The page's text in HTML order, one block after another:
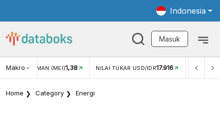
Indonesia
Masuk
Makro
WISMAN (MEI) 1,38 NILAI TUKAR USD/IDR 17.916 INFLASI YOY
Home Category Energi